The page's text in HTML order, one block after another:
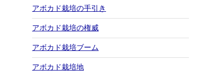
アボカド栽培の手引き
アボカド栽培の権威
アボカド栽培ブーム
アボカド栽培地